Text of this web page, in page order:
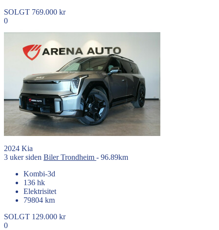
SOLGT 769.000 kr
0
2024 Kia
3 uker siden BilerTrondheim - 96.89km
Kombi-3d
136 hk
Elektrisitet
79804 km
SOLGT 129.000 kr
0